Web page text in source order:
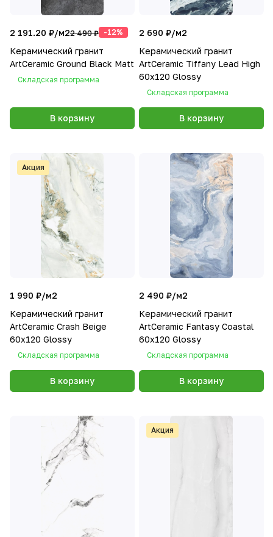
2 191.20 ₽/м22 490 ₽ -12%
Керамический гранит
ArtCeramic Ground Black Matt
Складская программа
В корзину
2 690 ₽/м2
Керамический гранит
ArtCeramic Tiffany Lead High
60х120 Glossy
Складская программа
В корзину
Акция
1 990 ₽/м2
Керамический гранит
ArtCeramic Crash Beige
60х120 Glossy
Складская программа
В корзину
2 490 ₽/м2
Керамический гранит
ArtCeramic Fantasy Coastal
60х120 Glossy
Складская программа
В корзину
Акция